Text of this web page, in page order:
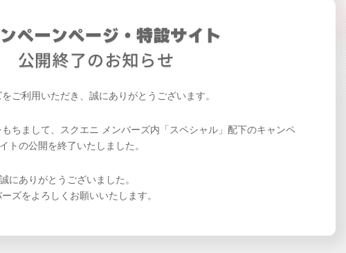
ご利用いただき、誠にありがとうございます。
ちまして、スクエニ メンバーズ内「スペシャル」配下のキャンペ
トの公開を終了いたしました。
にありがとうございました。
ズをよろしくお願いいたします。